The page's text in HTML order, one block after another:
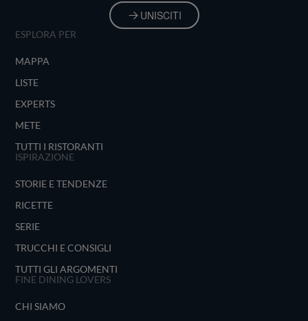
UNISCITI
ESPLORA PER
MAPPA
LISTE
EXPERTS
METE
TUTTI I RISTORANTI
ISPIRAZIONE
STORIE E TENDENZE
RICETTE
SERIE
TRUCCHI E CONSIGLI
TUTTI GLI ARGOMENTI
FINE DINING LOVERS
CHI SIAMO